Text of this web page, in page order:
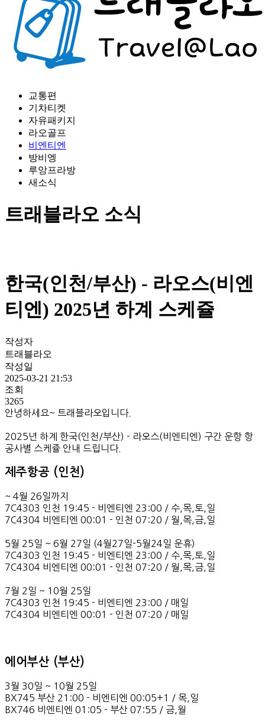
교통편
기차티켓
자유패키지
라오골프
비엔티엔
방비엥
루앙프라방
새소식
트래블라오 소식
한국(인천/부산) - 라오스(비엔
티엔) 2025년 하계 스케쥴
작성자
트래블라오
작성일
2025-03-21 21:53
조회
3265
안녕하세요~ 트래블라오입니다.
2025년 하계 한국(인천/부산) - 라오스(비엔티엔) 구간 운항 항
공사별 스케쥴 안내 드립니다.
제주항공 (인천)
~ 4월 26일까지
7C4303 인천 19:45 - 비엔티엔 23:00 / 수,목,토,일
7C4304 비엔티엔 00:01 - 인천 07:20 / 월,목,금,일
5월 25일 ~ 6월 27일 (4월27일-5월24일 운휴)
7C4303 인천 19:45 - 비엔티엔 23:00 / 수,목,토,일
7C4304 비엔티엔 00:01 - 인천 07:20 / 월,목,금,일
7월 2일 ~ 10월 25일
7C4303 인천 19:45 - 비엔티엔 23:00 / 매일
7C4304 비엔티엔 00:01 - 인천 07:20 / 매일
에어부산 (부산)
3월 30일 ~ 10월 25일
BX745 부산 21:00 - 비엔티엔 00:05+1 / 목,일
BX746 비엔티엔 01:05 - 부산 07:55 / 금,월